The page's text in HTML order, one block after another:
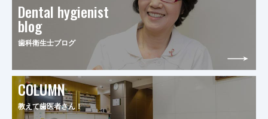
Dental hygienist
blog
歯科衛生士ブログ
COLUMN
教えて歯医者さん！